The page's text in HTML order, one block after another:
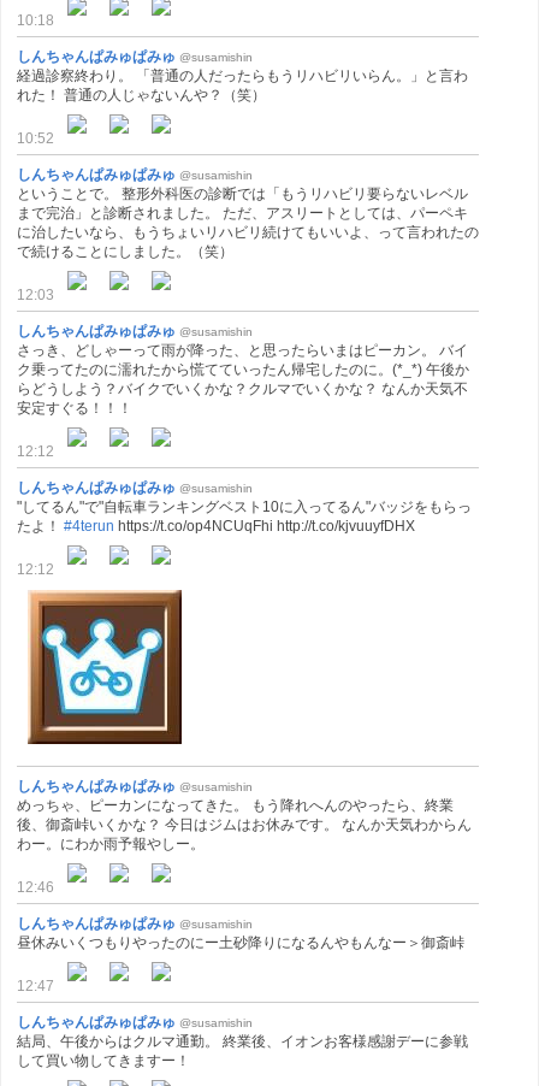
10:18
しんちゃんぱみゅぱみゅ @susamishin
経過診察終わり。 「普通の人だったらもうリハビリいらん。」と言わ
れた！ 普通の人じゃないんや？（笑）
10:52
しんちゃんぱみゅぱみゅ @susamishin
ということで。 整形外科医の診断では「もうリハビリ要らないレベル
まで完治」と診断されました。 ただ、アスリートとしては、パーペキ
に治したいなら、もうちょいリハビリ続けてもいいよ、って言われたの
で続けることにしました。（笑）
12:03
しんちゃんぱみゅぱみゅ @susamishin
さっき、どしゃーって雨が降った、と思ったらいまはピーカン。 バイ
ク乗ってたのに濡れたから慌てていったん帰宅したのに。(*_*) 午後か
らどうしよう？バイクでいくかな？クルマでいくかな？ なんか天気不
安定すぐる！！！
12:12
しんちゃんぱみゅぱみゅ @susamishin
"してるん"で"自転車ランキングベスト10に入ってるん"バッジをもらっ
たよ！ #4terun https://t.co/op4NCUqFhi http://t.co/kjvuuyfDHX
12:12
しんちゃんぱみゅぱみゅ @susamishin
めっちゃ、ピーカンになってきた。 もう降れへんのやったら、終業
後、御斎峠いくかな？ 今日はジムはお休みです。 なんか天気わからん
わー。にわか雨予報やしー。
12:46
しんちゃんぱみゅぱみゅ @susamishin
昼休みいくつもりやったのにー土砂降りになるんやもんなー＞御斎峠
12:47
しんちゃんぱみゅぱみゅ @susamishin
結局、午後からはクルマ通勤。 終業後、イオンお客様感謝デーに参戦
して買い物してきますー！